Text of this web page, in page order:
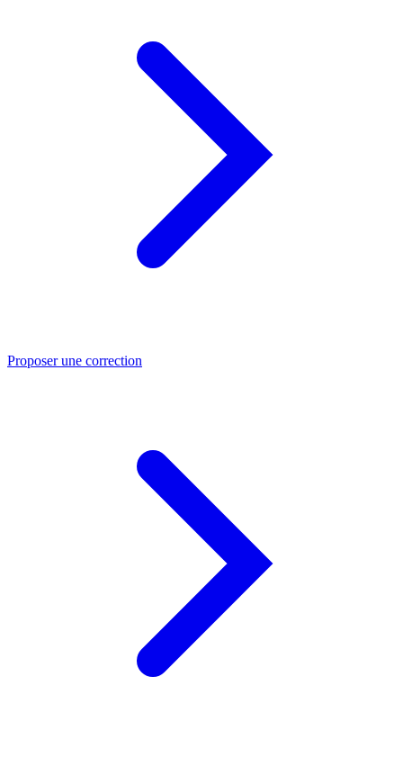
Proposer une correction